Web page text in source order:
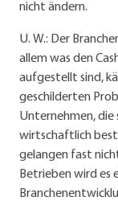
nicht ändern.
U. W.: Der
allem was den
aufgestellt sind,
geschilderten
Unternehmen, die
wirtschaftlich
gelangen fast
Betrieben wird es